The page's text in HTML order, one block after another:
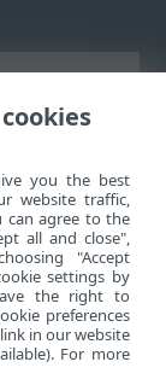
you the best
website traffic,
can agree to the
all and close",
"Accept
settings by
the right to
preferences
in our website
For more